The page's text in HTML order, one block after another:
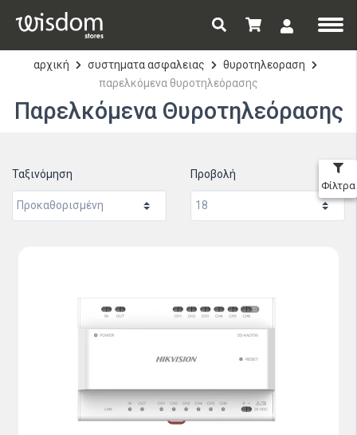
αρχική συστηματα ασφαλειας
θυροτηλεοραση
παρελκόμενα θυροτηλεόρασης
Παρελκόμενα Θυροτηλεόρασης
Ταξινόμηση Προβολή
Φίλτρα